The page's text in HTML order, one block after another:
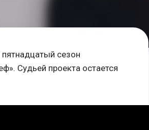
сезон
Судьей проекта остается